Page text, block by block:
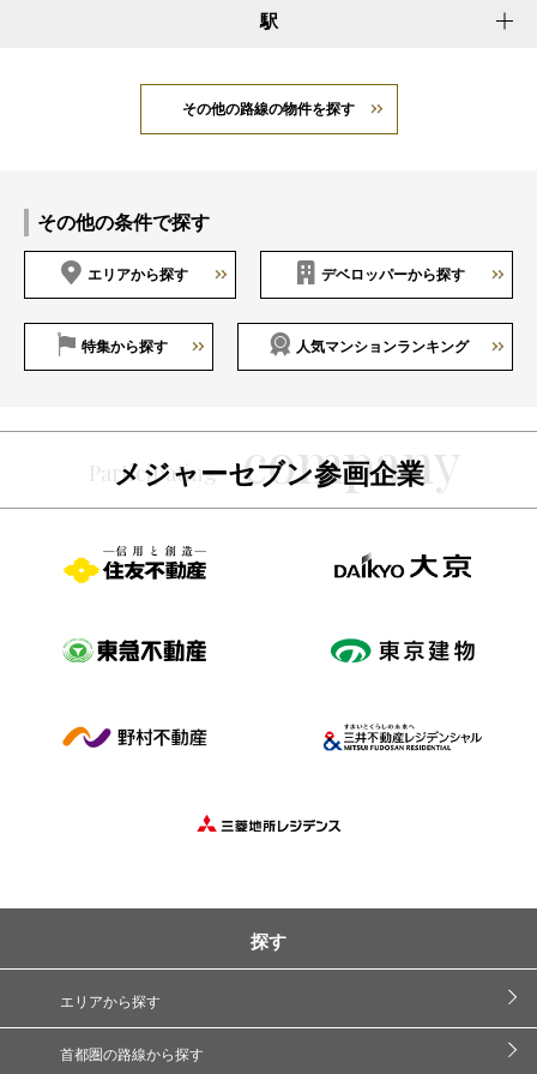
駅
その他の路線の物件を探す
その他の条件で探す
エリアから探す デベロッパーから探す
特集から探す 人気マンションランキング
メジャーセブン参画企業
探す
エリアから探す
首都圏の路線から探す